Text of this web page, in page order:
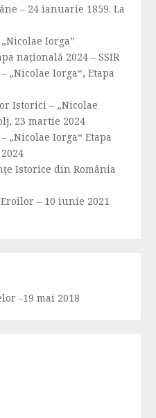
– 24 ianuarie 1859. La
Iorga”
națională 2024 – SSIR
Iorga“, Etapa
Istorici – „Nicolae
23 martie 2024
Iorga“ Etapa
Istorice din România
– 10 iunie 2021
-19 mai 2018